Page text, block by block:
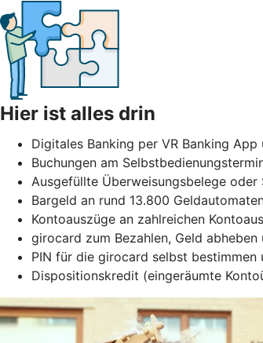
Hier ist alles drin
Digitales Banking per VR Banking App
Buchungen am
Ausgefüllte Überweisungsbelege
Bargeld an rund 13.800
Kontoauszüge an zahlreichen
girocard zum Bezahlen, Geld
PIN für die girocard selbst bestimmen
Dispositionskredit (eingeräumte